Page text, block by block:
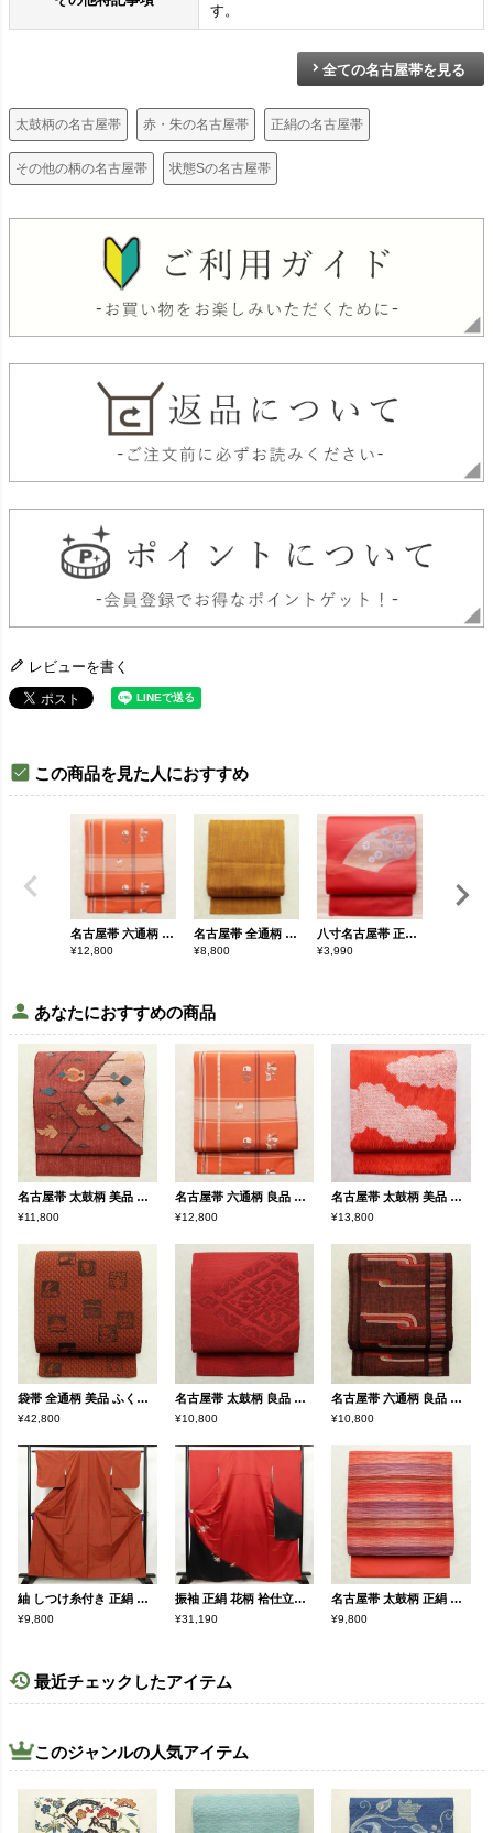
す。
全ての名古屋帯を見る
太鼓柄の名古屋帯 赤・朱の名古屋帯 正絹の名古屋帯
その他の柄の名古屋帯 状態Sの名古屋帯
レビューを書く
この商品を見た人におすすめ
名古屋帯 六通柄 良品 正絹 人物・動物柄 名古屋仕立て なごや帯 リサイクル帯 帯 モダン 洒落 粋 赤・朱
¥12,800
名古屋帯 全通柄 正絹 その他の柄 松葉仕立て なごや帯 リサイクル帯 帯 シンプル 紬地 黄・黄土色
¥8,800
八寸名古屋帯 正絹 花柄 松葉仕立て 赤・朱
¥3,990
あなたにおすすめの商品
名古屋帯 太鼓柄 美品 正絹 幾何学柄・抽象柄 通し仕立て なごや帯 リサイクル帯 帯 モダン 赤・朱
¥11,800
名古屋帯 六通柄 良品 正絹 人物・動物柄 名古屋仕立て なごや帯 リサイクル帯 帯 モダン 洒落 粋 赤・朱
¥12,800
名古屋帯 太鼓柄 美品 絞り 正絹 雲柄 名古屋仕立て なごや帯 リサイクル帯 帯 シンプル 赤・朱
¥13,800
袋帯 全通柄 美品 ふくれ織 一般用 正絹 その他の柄 帯 赤・朱
¥42,800
名古屋帯 太鼓柄 良品 正絹 幾何学柄・抽象柄 名古屋仕立て なごや帯 リサイクル帯 帯 シンプル 赤・朱
¥10,800
名古屋帯 六通柄 良品 正絹 幾何学柄・抽象柄 名古屋仕立て なごや帯 リサイクル帯 帯 モダン 赤・朱
¥10,800
紬 しつけ糸付き 正絹 チェック・格子柄 袷仕立て 身丈162cm 裄丈63.5cm リサイクル着物 着物 モダン シンプル 赤・朱
¥9,800
振袖 正絹 花柄 袷仕立て 身丈163cm 裄丈69.5cm リサイクル着物 着物 箔 金彩 成人式 二十歳 二十歳の集い フォーマル シンプル 赤・朱
¥31,190
名古屋帯 太鼓柄 正絹 縞柄・線柄 名古屋仕立て なごや帯 リサイクル帯 帯 モダン 赤・朱
¥9,800
最近チェックしたアイテム
このジャンルの人気アイテム